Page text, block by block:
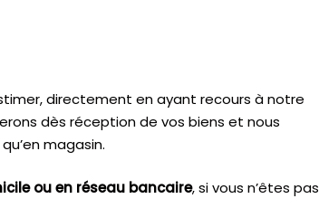
directement en ayant recours à notre
dès réception de vos biens et nous
magasin.
ou en réseau bancaire, si vous n’êtes pas